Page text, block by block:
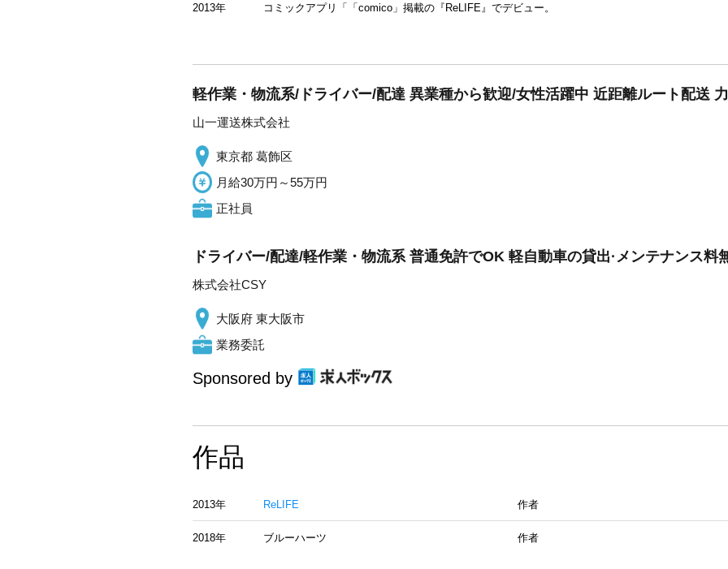
2013年 コミックアプリ「「comico」掲載の『ReLIFE』でデビュー。
軽作業・物流系/ドライバー/配達 異業種から歓迎/女性活躍中 近距離ルート配送
山一運送株式会社
東京都 葛飾区
月給30万円～55万円
正社員
ドライバー/配達/軽作業・物流系 普通免許でOK 軽自動車の貸出·メンテナンス料
株式会社CSY
大阪府 東大阪市
業務委託
Sponsored by
作品
2013年 ReLIFE 作者
2018年 ブルーハーツ 作者